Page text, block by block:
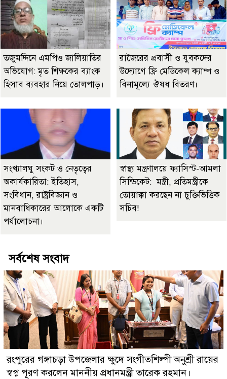
তজুমদ্দিনে এমপিও জালিয়াতির
অভিযোগ: মৃত শিক্ষকের ব্যাংক
হিসাব ব্যবহার নিয়ে তোলপাড়।
রাজৈরের‌ প্রবাসী ও যুবকদের
উদ্যোগে ফ্রি মেডিকেল ক্যাম্প ও
বিনামূল্যে ঔষধ বিতরণ।
সংখ্যালঘু সংকট ও নেতৃত্বের
অকার্যকারিতা: ইতিহাস,
সংবিধান, রাষ্ট্রবিজ্ঞান ও
মানবাধিকারের আলোকে একটি
পর্যালোচনা।
স্বাস্থ্য মন্ত্রণালয়ে ফ্যাসিস্ট-আমলা
সিন্ডিকেট: মন্ত্রী, প্রতিমন্ত্রীকে
তোয়াক্কা করছেন না চুক্তিভিত্তিক
সচিব!
সর্বশেষ সংবাদ
রংপুরের গঙ্গাচড়া উপজেলার ক্ষুদে সংগীতশিল্পী অনুশ্রী রায়ের
স্বপ্ন পূরণ করলেন মাননীয় প্রধানমন্ত্রী তারেক রহমান।